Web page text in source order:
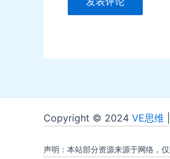
Copyright © 2024 VE思维
声明：本站部分资源来源于网络，